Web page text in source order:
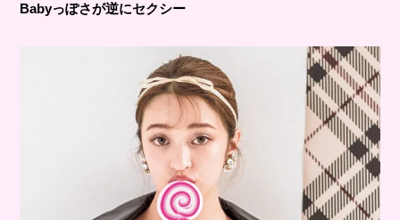
Babyっぽさが逆にセクシー